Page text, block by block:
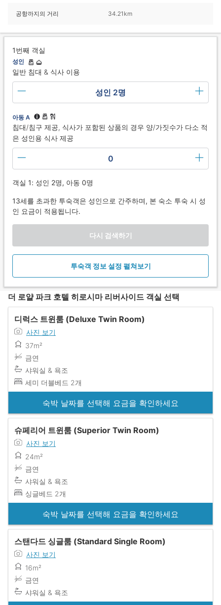
공항까지의 거리 34.21km
1번째 객실
성인
일반 침대 & 식사 이용
성인 2명
아동 A
침대/침구 제공, 식사가 포함된 상품의 경우 양/가짓수가 다소 적
은 성인용 식사 제공
0
객실 1: 성인 2명, 아동 0명
13세를 초과한 투숙객은 성인으로 간주하며, 본 숙소 투숙 시 성
인 요금이 적용됩니다.
다시 검색하기
투숙객 정보 설정 펼쳐보기
더 로얄 파크 호텔 히로시마 리버사이드 객실 선택
디럭스 트윈룸 (Deluxe Twin Room)
사진 보기
37m²
금연
샤워실 & 욕조
세미 더블베드 2개
숙박 날짜를 선택해 요금을 확인하세요
슈페리어 트윈룸 (Superior Twin Room)
사진 보기
24m²
금연
샤워실 & 욕조
싱글베드 2개
숙박 날짜를 선택해 요금을 확인하세요
스탠다드 싱글룸 (Standard Single Room)
사진 보기
16m²
금연
샤워실 & 욕조